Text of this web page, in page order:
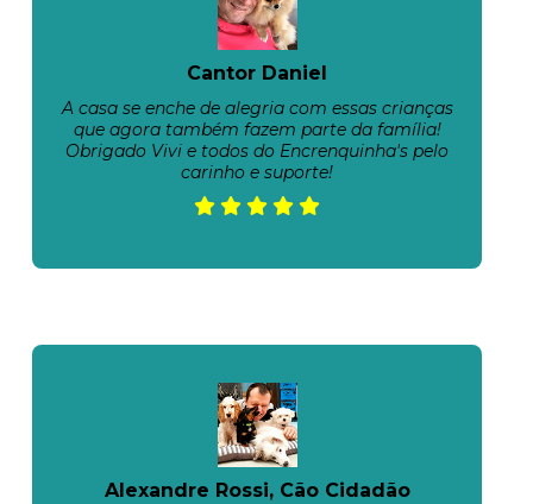
Cantor Daniel
A casa se enche de alegria com essas crianças
que agora também fazem parte da família!
Obrigado Vivi e todos do Encrenquinha's pelo
carinho e suporte!
Alexandre Rossi, Cão Cidadão